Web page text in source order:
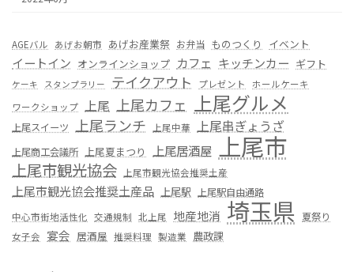
AGEバル あげお朝市 あげお産業祭 お弁当 ものつくり イベント
イートイン オンラインショップ カフェ キッチンカー ギフト
ケーキ スタンプラリー テイクアウト プレゼント
ホールケーキ
ワークショップ 上尾 上尾カフェ 上尾グルメ
上尾スイーツ 上尾ランチ 上尾中華 上尾串ぎょうざ
上尾商工会議所 上尾夏まつり 上尾居酒屋 上尾市
上尾市観光協会 上尾市観光協会推奨土産
上尾市観光協会推奨土産品 上尾駅 上尾駅自由通路
中心市街地活性化 交通規制 北上尾 地産地消 埼玉県 夏祭り
女子会 宴会 居酒屋 推奨料理 製造業 農政課